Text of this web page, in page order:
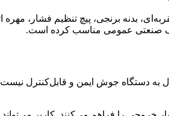
صنعتی عمومی مناسب کرده است.